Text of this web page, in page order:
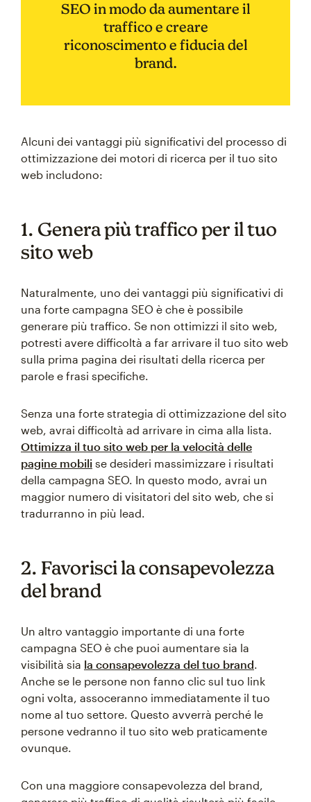
SEO in modo da aumentare il
traffico e creare
riconoscimento e fiducia del
brand.
Alcuni dei vantaggi più significativi del processo di
ottimizzazione dei motori di ricerca per il tuo sito
web includono:
1. Genera più traffico per il tuo
sito web
Naturalmente, uno dei vantaggi più significativi di
una forte campagna SEO è che è possibile
generare più traffico. Se non ottimizzi il sito web,
potresti avere difficoltà a far arrivare il tuo sito web
sulla prima pagina dei risultati della ricerca per
parole e frasi specifiche.
Senza una forte strategia di ottimizzazione del sito
web, avrai difficoltà ad arrivare in cima alla lista.
Ottimizza il tuo sito web per la velocità delle
pagine mobili se desideri massimizzare i risultati
della campagna SEO. In questo modo, avrai un
maggior numero di visitatori del sito web, che si
tradurranno in più lead.
2. Favorisci la consapevolezza
del brand
Un altro vantaggio importante di una forte
campagna SEO è che puoi aumentare sia la
visibilità sia la consapevolezza del tuo brand.
Anche se le persone non fanno clic sul tuo link
ogni volta, assoceranno immediatamente il tuo
nome al tuo settore. Questo avverrà perché le
persone vedranno il tuo sito web praticamente
ovunque.
Con una maggiore consapevolezza del brand,